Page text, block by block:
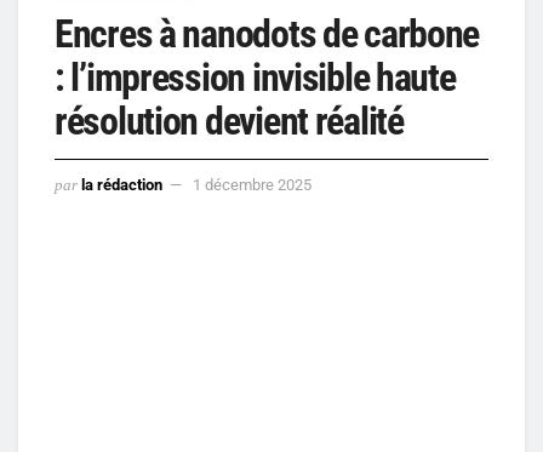
Encres à nanodots de carbone
: l’impression invisible haute
résolution devient réalité
par la rédaction 1 décembre 2025